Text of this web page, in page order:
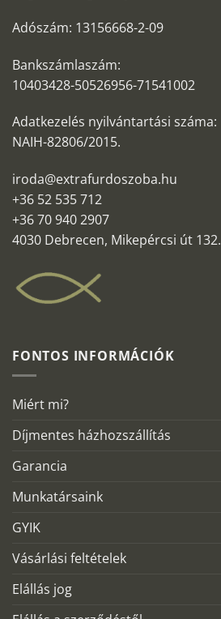
Adószám: 13156668-2-09
Bankszámlaszám:
10403428-50526956-71541002
Adatkezelés nyilvántartási száma:
NAIH-82806/2015.
iroda@extrafurdoszoba.hu
+36 52 535 712
+36 70 940 2907
4030 Debrecen, Mikepércsi út 132.
FONTOS INFORMÁCIÓK
Miért mi?
Díjmentes házhozszállítás
Garancia
Munkatársaink
GYIK
Vásárlási feltételek
Elállás jog